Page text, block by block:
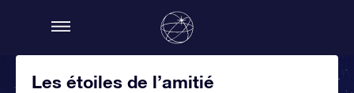
Les étoiles de l’amitié